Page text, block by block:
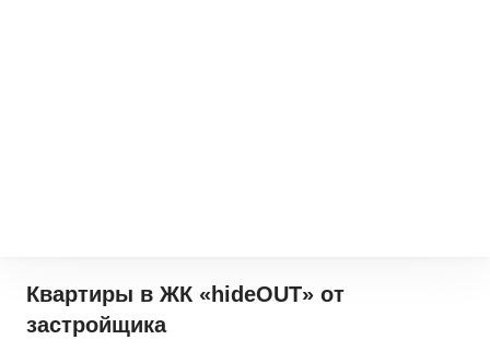
Квартиры в ЖК «hideOUT» от
застройщика